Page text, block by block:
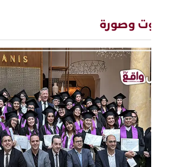
دنيا بوطازوت تواصل تألقها الفني وتؤكد مكانتها
“كوفرة فالغيس”
يقظة أمنية تنهي كابوس الفتاة القاصر: كواليس
رهينتين من قبضة ذي سوابق بالجديدة
اتحاد المقاولات الإعلامية يقود قاطرة
الإعلامي سعيد بلفقير في دورة استثنائية
وصورة